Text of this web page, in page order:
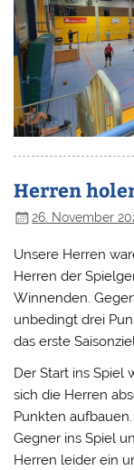
Herren
26. November
Unsere Herren
Herren der
Winnenden.
unbedingt drei
das erste
Der Start ins Spiel
sich die Herren
Punkten
Gegner ins Spiel
Herren leider ein